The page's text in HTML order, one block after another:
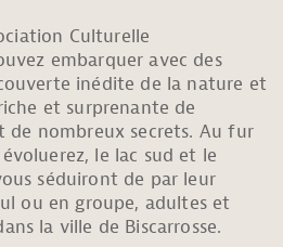
Culturelle
embarquer avec des
inédite de la nature et
et surprenante de
de nombreux secrets. Au fur
le lac sud et le
séduiront de par leur
ou en groupe, adultes et
la ville de Biscarrosse.